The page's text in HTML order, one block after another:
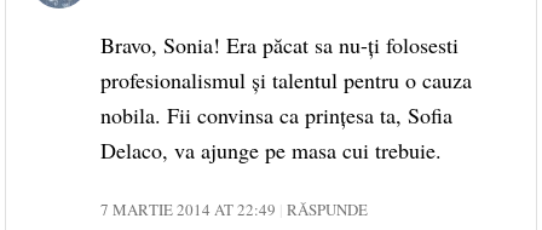
Bravo, Sonia! Era păcat sa nu-ți folosesti
profesionalismul și talentul pentru o cauza
nobila. Fii convinsa ca prințesa ta, Sofia
Delaco, va ajunge pe masa cui trebuie.
7 MARTIE 2014 AT 22:49 RĂSPUNDE